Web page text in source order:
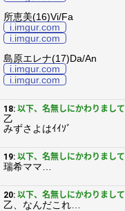
所恵美(16)Vi/Fa
i.imgur.com
i.imgur.com
島原エレナ(17)Da/An
i.imgur.com
i.imgur.com
18: 以下、名無しにかわりまし
乙
みずさよはｲｲｿﾞ
19: 以下、名無しにかわりまし
瑞希ママ…
20: 以下、名無しにかわりまし
乙、なんだこれ…